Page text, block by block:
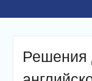
Решения